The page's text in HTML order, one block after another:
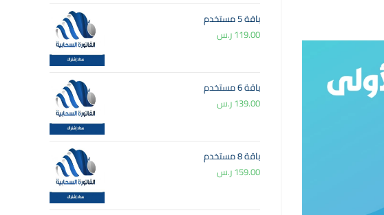
باقة 5 مستخدم
119.00ر.س
باقة 6 مستخدم
139.00ر.س
باقة 8 مستخدم
159.00ر.س